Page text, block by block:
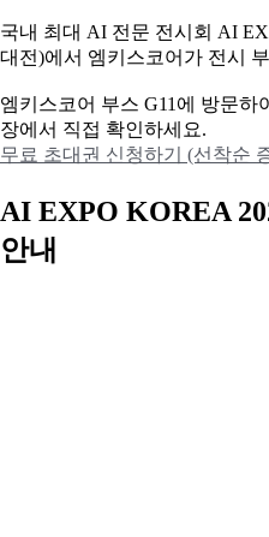
국내 최대 AI 전문 전시회 AI
대전)에서 엠키스코어가 전시
엠키스코어 부스 G11에 방문하
장에서 직접 확인하세요.
무료 초대권 신청하기 (선착순
AI EXPO KOREA
안내